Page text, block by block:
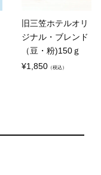
旧三笠ホテルオリ
ジナル・ブレンド
（豆・粉)150ｇ
¥1,850（税込）